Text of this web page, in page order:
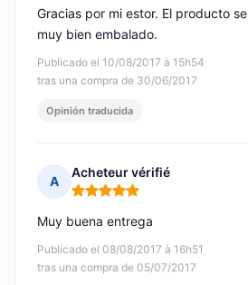
Publicado el 10/08/2017 à 15h54
tras una compra de 30/06/2017
Gracias por mi estor. El producto
muy bien embalado.
Opinión traducida
A
Acheteur vérifié
Nota: 5 de 5
Publicado el 08/08/2017 à 16h51
tras una compra de 05/07/2017
Muy buena entrega